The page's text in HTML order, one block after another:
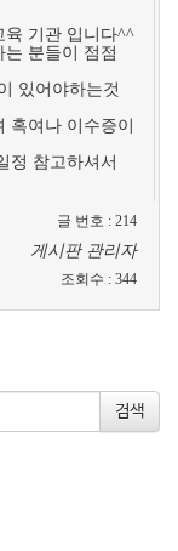
육 기관 입니다^^
분들이 점점
있어야하는것
혹여나 이수증이
정 참고하셔서
글 번호 : 214
게시판 관리자
조회수 : 344